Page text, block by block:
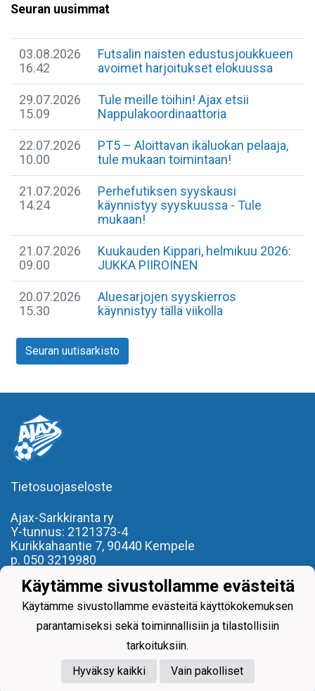
Seuran uusimmat
03.08.2026
16.42
Futsalin naisten edustusjoukkueen
avoimet harjoitukset elokuussa
29.07.2026
15.09
Tule meille töihin! Ajax etsii
Nappulakoordinaattoria
22.07.2026
10.00
​PT5 – Aloittavan ikäluokan pelaaja,
tule mukaan toimintaan!
21.07.2026
14.24
Perhefutiksen syyskausi
käynnistyy syyskuussa - Tule
mukaan!
21.07.2026
09.00
Kuukauden Kippari, helmikuu 2026:
JUKKA PIIROINEN
20.07.2026
15.30
Aluesarjojen syyskierros
käynnistyy tällä viikolla
Seuran uutisarkisto
Tietosuojaseloste
Ajax-Sarkkiranta ry
Y-tunnus: 2121373-4
Kurikkahaantie 7, 90440 Kempele
p. 050 3219980
- REILU PELI, REILU KAVERI -
Powered by
Käytämme sivustollamme evästeitä
Käytämme sivustollamme evästeitä käyttökokemuksen
parantamiseksi sekä toiminnallisiin ja tilastollisiin
tarkoituksiin.
Hyväksy kaikki
Vain pakolliset